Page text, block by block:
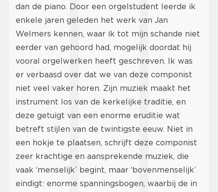
dan de piano. Door een orgelstudent leerde ik
enkele jaren geleden het werk van Jan
Welmers kennen, waar ik tot mijn schande niet
eerder van gehoord had, mogelijk doordat hij
vooral orgelwerken heeft geschreven. Ik was
er verbaasd over dat we van deze componist
niet veel vaker horen. Zijn muziek maakt het
instrument los van de kerkelijke traditie, en
deze getuigt van een enorme eruditie wat
betreft stijlen van de twintigste eeuw. Niet in
een hokje te plaatsen, schrijft deze componist
zeer krachtige en aansprekende muziek, die
vaak ‘menselijk’ begint, maar ‘bovenmenselijk’
eindigt: enorme spanningsbogen, waarbij de in